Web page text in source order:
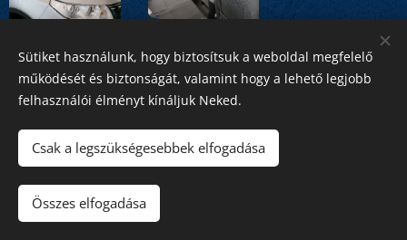
Sütiket használunk, hogy biztosítsuk a weboldal megfelelő
működését és biztonságát, valamint hogy a lehető legjobb
felhasználói élményt kínáljuk Neked.
Csak a legszükségesebbek elfogadása
Összes elfogadása